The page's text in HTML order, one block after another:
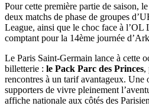
Pour cette première partie de saison,
deux matchs de phase de groupes
League, ainsi que le choc face à l’OL
comptant pour la 14ème journée
Le Paris Saint-Germain lance à cette
billetterie : le Pack Parc des Princes,
rencontres à un tarif avantageux. Une
supporters de vivre pleinement
affiche nationale aux côtés des